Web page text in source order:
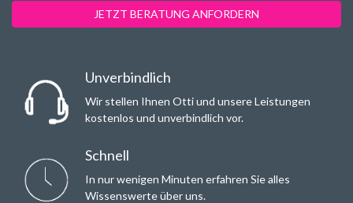
JETZT BERATUNG ANFORDERN
Unverbindlich
Wir stellen Ihnen Otti und unsere Leistungen
kostenlos und unverbindlich vor.
Schnell
In nur wenigen Minuten erfahren Sie alles
Wissenswerte über uns.